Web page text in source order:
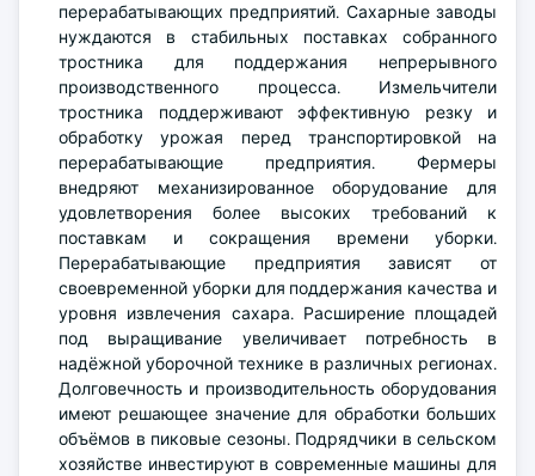
перерабатывающих предприятий. Сахарные заводы
нуждаются в стабильных поставках собранного
тростника для поддержания непрерывного
производственного процесса. Измельчители
тростника поддерживают эффективную резку и
обработку урожая перед транспортировкой на
перерабатывающие предприятия. Фермеры
внедряют механизированное оборудование для
удовлетворения более высоких требований к
поставкам и сокращения времени уборки.
Перерабатывающие предприятия зависят от
своевременной уборки для поддержания качества и
уровня извлечения сахара. Расширение площадей
под выращивание увеличивает потребность в
надёжной уборочной технике в различных регионах.
Долговечность и производительность оборудования
имеют решающее значение для обработки больших
объёмов в пиковые сезоны. Подрядчики в сельском
хозяйстве инвестируют в современные машины для